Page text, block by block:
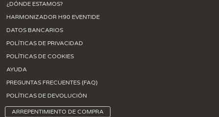
¿DÓNDE ESTAMOS?
HARMONIZADOR H90 EVENTIDE
DATOS BANCARIOS
POLÍTICAS DE PRIVACIDAD
POLÍTICAS DE COOKIES
AYUDA
PREGUNTAS FRECUENTES (FAQ)
POLÍTICAS DE DEVOLUCIÓN
ARREPENTIMIENTO DE COMPRA